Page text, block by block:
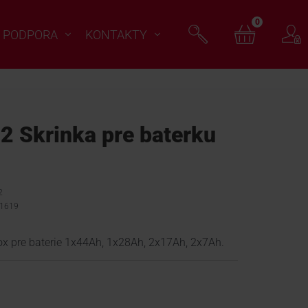
PODPORA KONTAKTY
0
Skrinka pre baterku
pre baterie 1x44Ah, 1x28Ah, 2x17Ah, 2x7Ah.